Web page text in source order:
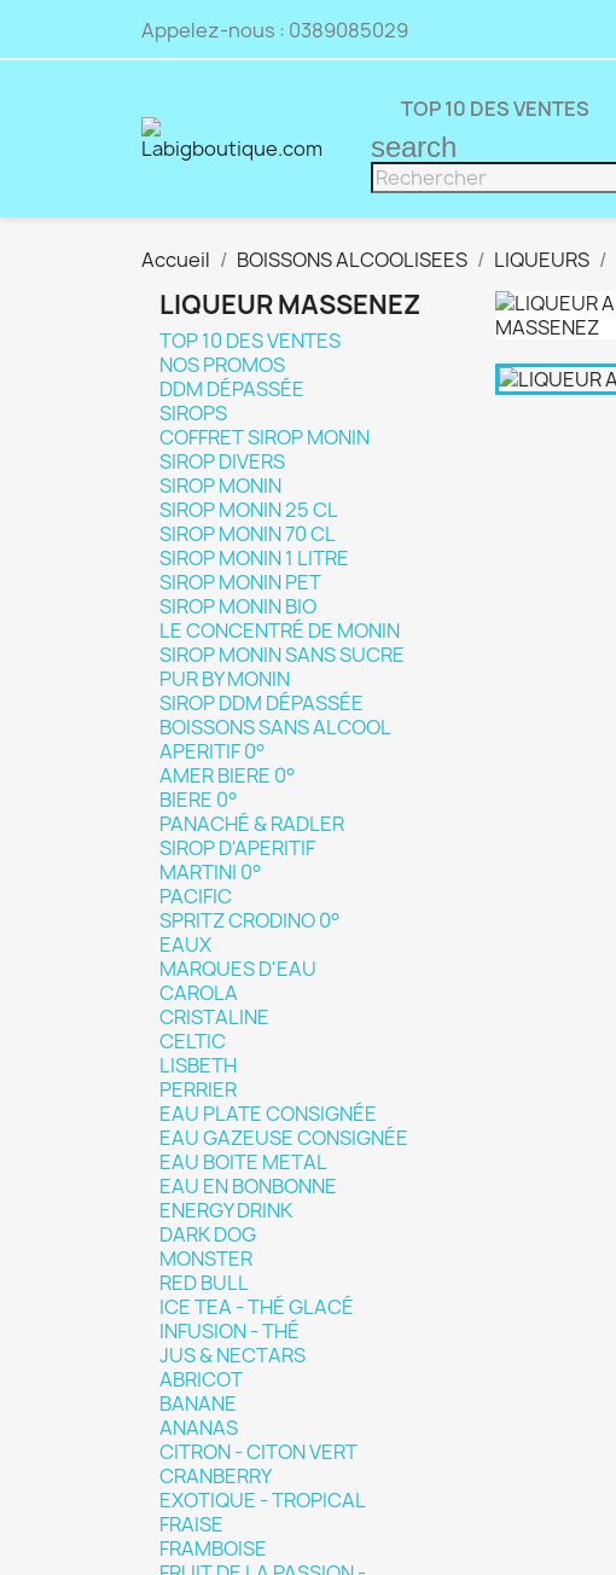
Appelez-nous : 0389085029
TOP 10 DES VENTES
search
Accueil BOISSONS ALCOOLISEES LIQUEURS
LIQUEUR MASSENEZ
TOP 10 DES VENTES
NOS PROMOS
DDM DÉPASSÉE
SIROPS
COFFRET SIROP MONIN
SIROP DIVERS
SIROP MONIN
SIROP MONIN 25 CL
SIROP MONIN 70 CL
SIROP MONIN 1 LITRE
SIROP MONIN PET
SIROP MONIN BIO
LE CONCENTRÉ DE MONIN
SIROP MONIN SANS SUCRE
PUR BY MONIN
SIROP DDM DÉPASSÉE
BOISSONS SANS ALCOOL
APERITIF 0°
AMER BIERE 0°
BIERE 0°
PANACHÉ & RADLER
SIROP D'APERITIF
MARTINI 0°
PACIFIC
SPRITZ CRODINO 0°
EAUX
MARQUES D'EAU
CAROLA
CRISTALINE
CELTIC
LISBETH
PERRIER
EAU PLATE CONSIGNÉE
EAU GAZEUSE CONSIGNÉE
EAU BOITE METAL
EAU EN BONBONNE
ENERGY DRINK
DARK DOG
MONSTER
RED BULL
ICE TEA - THÉ GLACÉ
INFUSION - THÉ
JUS & NECTARS
ABRICOT
BANANE
ANANAS
CITRON - CITON VERT
CRANBERRY
EXOTIQUE - TROPICAL
FRAISE
FRAMBOISE